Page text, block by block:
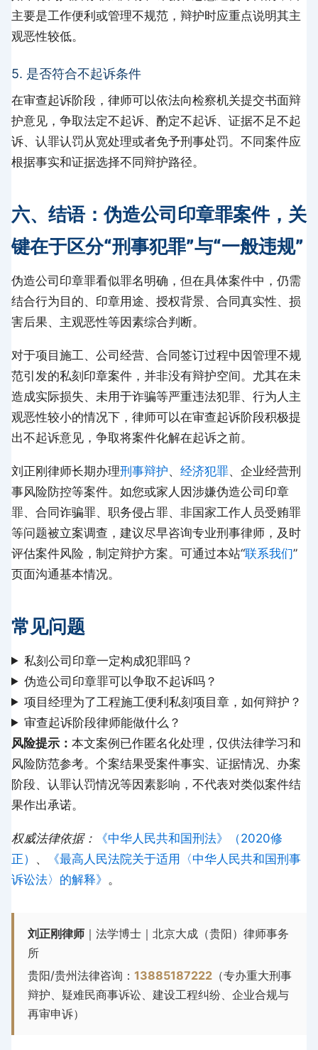
主要是工作便利或管理不规范，辩护时应重点说明其主
观恶性较低。
5. 是否符合不起诉条件
在审查起诉阶段，律师可以依法向检察机关提交书面辩
护意见，争取法定不起诉、酌定不起诉、证据不足不起
诉、认罪认罚从宽处理或者免予刑事处罚。不同案件应
根据事实和证据选择不同辩护路径。
六、结语：伪造公司印章罪案件，关
键在于区分“刑事犯罪”与“一般违规”
伪造公司印章罪看似罪名明确，但在具体案件中，仍需
结合行为目的、印章用途、授权背景、合同真实性、损
害后果、主观恶性等因素综合判断。
对于项目施工、公司经营、合同签订过程中因管理不规
范引发的私刻印章案件，并非没有辩护空间。尤其在未
造成实际损失、未用于诈骗等严重违法犯罪、行为人主
观恶性较小的情况下，律师可以在审查起诉阶段积极提
出不起诉意见，争取将案件化解在起诉之前。
刘正刚律师长期办理刑事辩护、 经济犯罪、企业经营刑
事风险防控等案件。如您或家人因涉嫌伪造公司印章
罪、合同诈骗罪、职务侵占罪、非国家工作人员受贿罪
等问题被立案调查，建议尽早咨询专业刑事律师，及时
评估案件风险，制定辩护方案。可通过本站“联系我们”
页面沟通基本情况。
常见问题
私刻公司印章一定构成犯罪吗？
伪造公司印章罪可以争取不起诉吗？
项目经理为了工程施工便利私刻项目章，如何辩护？
审查起诉阶段律师能做什么？
风险提示： 本文案例已作匿名化处理，仅供法律学习和
风险防范参考。个案结果受案件事实、证据情况、办案
阶段、认罪认罚情况等因素影响，不代表对类似案件结
果作出承诺。
权威法律依据：
《中华人民共和国刑法》（2020修
正） 、
《最高人民法院关于适用〈中华人民共和国刑事
诉讼法〉的解释》 。
刘正刚律师 ｜法学博士｜北京大成（贵阳）律师事务
所
贵阳/贵州法律咨询：13885187222 （专办重大刑事
辩护、疑难民商事诉讼、建设工程纠纷、企业合规与
再审申诉）